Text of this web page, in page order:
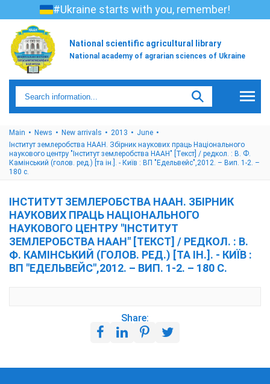
#Ukraine starts with you, remember!
National scientific agricultural library
National academy of agrarian sciences of Ukraine
Main News New arrivals 2013
June
Інститут землеробства НААН. Збірник наукових праць Національного
наукового центру "Інститут землеробства НААН" [Текст] / редкол. : В. Ф.
Камінський (голов. ред.) [та ін.]. - Київ : ВП "Едельвейс",2012. – Вип. 1-2. –
180 с.
ІНСТИТУТ ЗЕМЛЕРОБСТВА НААН. ЗБІРНИК
НАУКОВИХ ПРАЦЬ НАЦІОНАЛЬНОГО
НАУКОВОГО ЦЕНТРУ "ІНСТИТУТ
ЗЕМЛЕРОБСТВА НААН" [ТЕКСТ] / РЕДКОЛ. : В.
Ф. КАМІНСЬКИЙ (ГОЛОВ. РЕД.) [ТА ІН.]. - КИЇВ :
ВП "ЕДЕЛЬВЕЙС",2012. – ВИП. 1-2. – 180 С.
Share: